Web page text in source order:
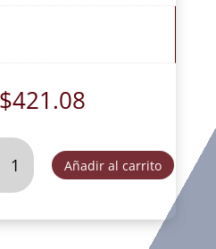
$421.08
Añadir al carrito